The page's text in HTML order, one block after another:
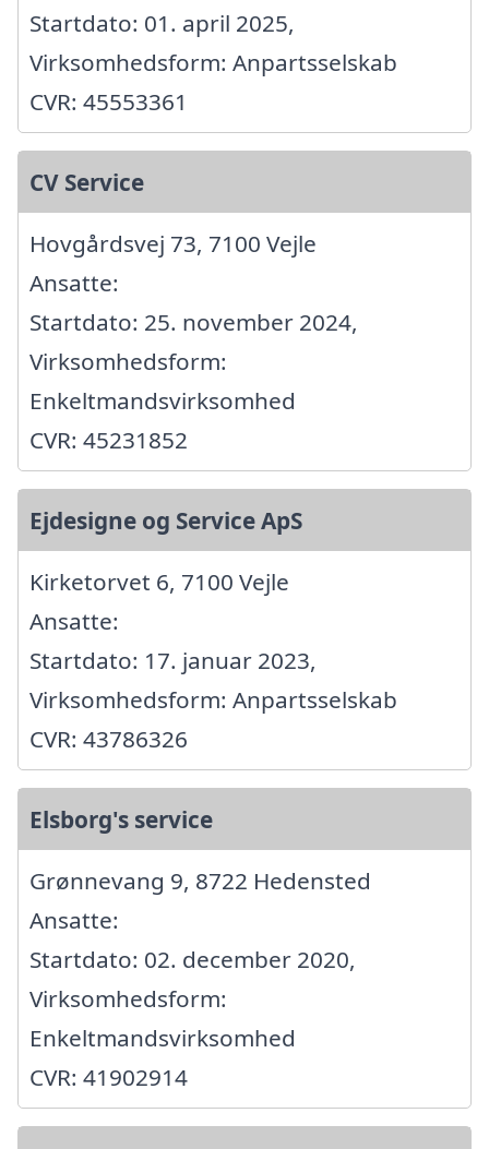
Startdato: 01. april 2025,
Virksomhedsform: Anpartsselskab
CVR: 45553361
CV Service
Hovgårdsvej 73, 7100 Vejle
Ansatte:
Startdato: 25. november 2024,
Virksomhedsform:
Enkeltmandsvirksomhed
CVR: 45231852
Ejdesigne og Service ApS
Kirketorvet 6, 7100 Vejle
Ansatte:
Startdato: 17. januar 2023,
Virksomhedsform: Anpartsselskab
CVR: 43786326
Elsborg's service
Grønnevang 9, 8722 Hedensted
Ansatte:
Startdato: 02. december 2020,
Virksomhedsform:
Enkeltmandsvirksomhed
CVR: 41902914